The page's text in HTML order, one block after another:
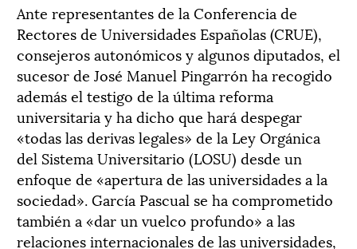
Ante representantes de la Conferencia de
Rectores de Universidades Españolas (CRUE),
consejeros autonómicos y algunos diputados, el
sucesor de José Manuel Pingarrón ha recogido
además el testigo de la última reforma
universitaria y ha dicho que hará despegar
«todas las derivas legales» de la Ley Orgánica
del Sistema Universitario (LOSU) desde un
enfoque de «apertura de las universidades a la
sociedad». García Pascual se ha comprometido
también a «dar un vuelco profundo» a las
relaciones internacionales de las universidades,